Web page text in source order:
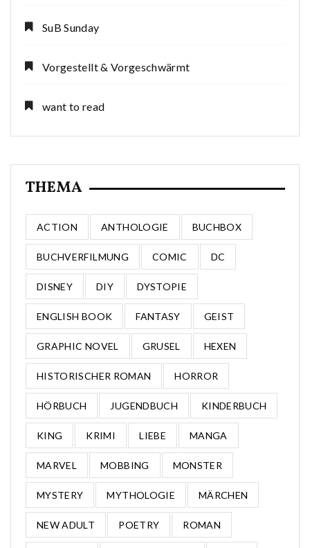
SuB Sunday
Vorgestellt & Vorgeschwärmt
want to read
THEMA
ACTION ANTHOLOGIE BUCHBOX
BUCHVERFILMUNG COMIC DC
DISNEY DIY DYSTOPIE
ENGLISH BOOK FANTASY GEIST
GRAPHIC NOVEL GRUSEL HEXEN
HISTORISCHER ROMAN HORROR
HÖRBUCH JUGENDBUCH KINDERBUCH
KING KRIMI LIEBE MANGA
MARVEL MOBBING MONSTER
MYSTERY MYTHOLOGIE MÄRCHEN
NEW ADULT POETRY ROMAN